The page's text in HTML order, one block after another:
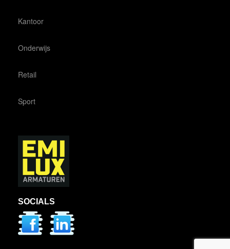
Kantoor
Onderwijs
Retail
Sport
SOCIALS